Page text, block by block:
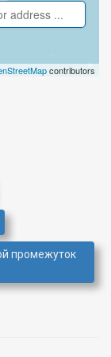
contributors
промежуток